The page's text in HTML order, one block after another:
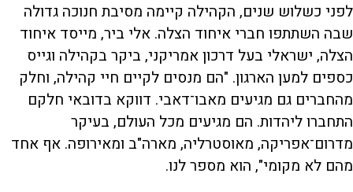
לפני כשלוש שנים, הקהילה קיימה מסיבת חנוכה גדולה
שבה השתתפו חברי איחוד הצלה. אלי ביר, מייסד איחוד
הצלה, ישראלי בעל דרכון אמריקני, ביקר בקהילה וגייס
כספים למען הארגון. "הם מנסים לקיים חיי קהילה, וחלק
מהחברים גם מגיעים מאבו־דאבי. דווקא בדובאי חלקם
התחברו ליהדות. הם מגיעים מכל העולם, בעיקר
מדרום־אפריקה, מאוסטרליה, מארה"ב ומאירופה. אף אחד
מהם לא מקומי", הוא מספר לנו.